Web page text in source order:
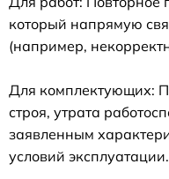
который напрямую
(например,
Для комплектующих:
строя, утрата
заявленным
условий эксплуатации.